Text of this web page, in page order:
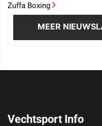
Zuffa Boxing
MEER NIEUWS
Vechtsport Info